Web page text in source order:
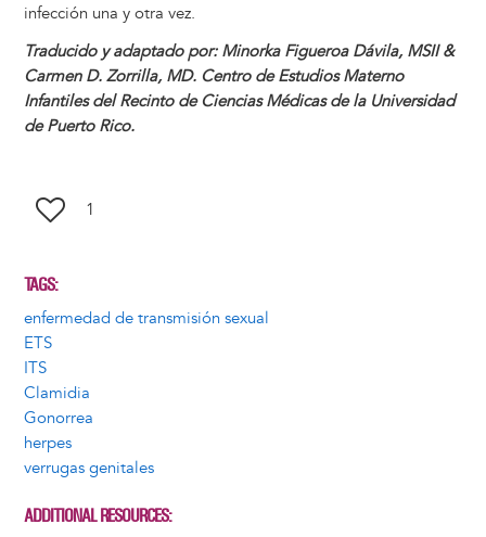
infección una y otra vez.
Traducido y adaptado por: Minorka Figueroa Dávila, MSII &
Carmen D. Zorrilla, MD. Centro de Estudios Materno
Infantiles del Recinto de Ciencias Médicas de la Universidad
de Puerto Rico.
1
TAGS
enfermedad de transmisión sexual
ETS
ITS
Clamidia
Gonorrea
herpes
verrugas genitales
ADDITIONAL RESOURCES